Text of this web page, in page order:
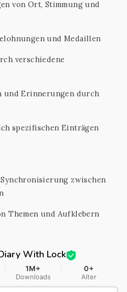
von Ort, Stimmung und
und Medaillen
verschiedene
und Erinnerungen durch
spezifischen Einträgen
Synchronisierung zwischen
Themen und Aufklebern
With Lock
1M+
Downloads
0+
Alter